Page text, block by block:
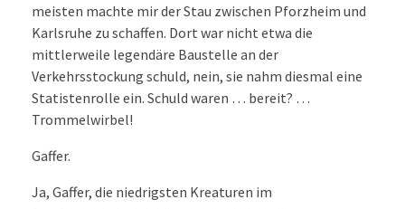
meisten machte mir der Stau zwischen Pforzheim und
Karlsruhe zu schaffen. Dort war nicht etwa die
mittlerweile legendäre Baustelle an der
Verkehrsstockung schuld, nein, sie nahm diesmal eine
Statistenrolle ein. Schuld waren … bereit? …
Trommelwirbel!
Gaffer.
Ja, Gaffer, die niedrigsten Kreaturen im